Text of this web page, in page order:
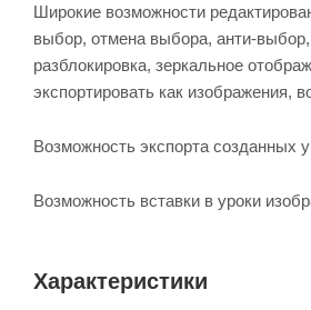
Широкие возможности
выбор, отмена выбора, анти-выбор,
разблокировка, зеркальное
экспортировать как изображения,
Возможность экспорта созданных
Возможность вставки в уроки
Характеристики